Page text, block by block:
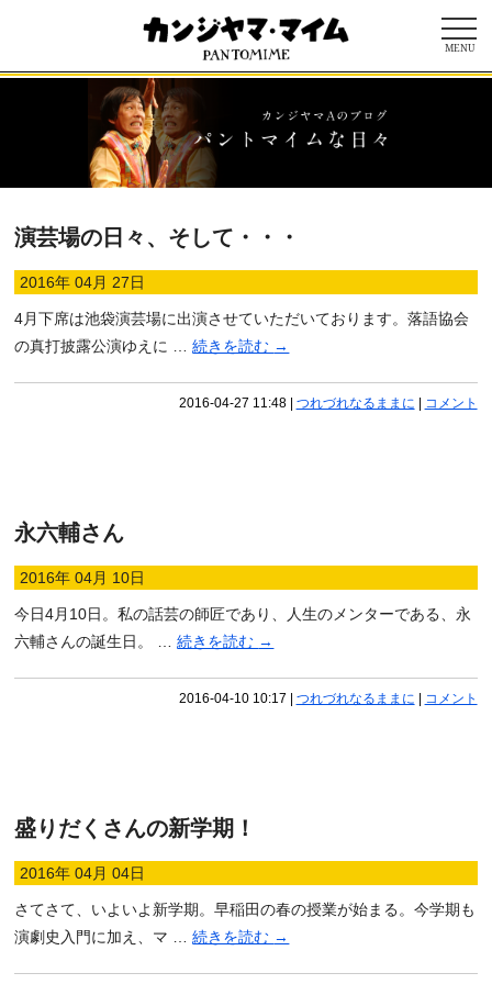
MENU
演芸場の日々、そして・・・
2016年 04月 27日
4月下席は池袋演芸場に出演させていただいております。落語協会
の真打披露公演ゆえに …続きを読む →
2016-04-27 11:48 つれづれなるままに コメント
永六輔さん
2016年 04月 10日
今日4月10日。私の話芸の師匠であり、人生のメンターである、永
六輔さんの誕生日。 …続きを読む →
2016-04-10 10:17 つれづれなるままに コメント
盛りだくさんの新学期！
2016年 04月 04日
さてさて、いよいよ新学期。早稲田の春の授業が始まる。今学期も
演劇史入門に加え、マ …続きを読む →